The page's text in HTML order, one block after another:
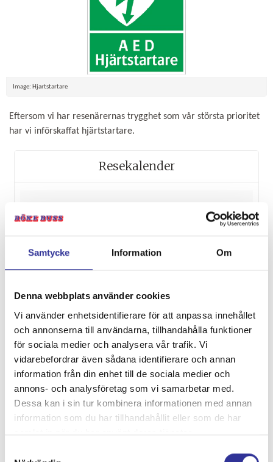
Samtycke Information Om
Denna webbplats använder cookies
Vi använder enhetsidentifierare för att anpassa innehållet
och annonserna till användarna, tillhandahålla funktioner
för sociala medier och analysera vår trafik. Vi
vidarebefordrar även sådana identifierare och annan
information från din enhet till de sociala medier och
annons- och analysföretag som vi samarbetar med.
Dessa kan i sin tur kombinera informationen med annan
information som du har tillhandahållit eller som de har
samlat in när du har använt deras tjänster.
Image: Hjartstartare
Eftersom vi har resenärernas trygghet som vår största prioritet
har vi införskaffat hjärtstartare.
Resekalender
från 6 895:-
från 7 495:-
12/8
från 650:-
Burg2